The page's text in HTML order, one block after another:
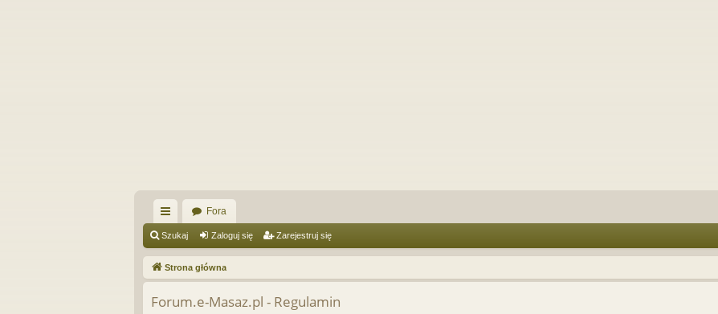
ię
ce
j
…
Fora
Szukaj Zaloguj się Zarejestruj się
Strona główna
Forum.e-Masaz.pl - Regulamin